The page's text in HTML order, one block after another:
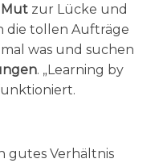
Mut zur Lücke und
die tollen Aufträge
was und suchen
. „Learning by
gutes Verhältnis